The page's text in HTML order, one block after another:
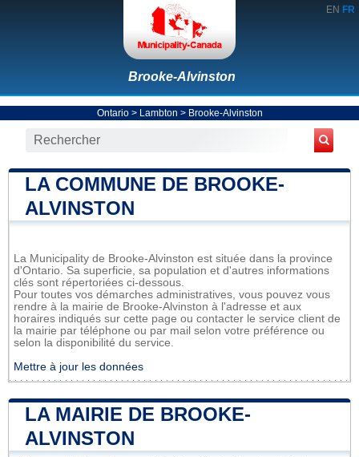
EN FR
Brooke-Alvinston
Ontario> Lambton > Brooke-Alvinston
LA COMMUNE DE BROOKE-
ALVINSTON
La Municipality de Brooke-Alvinston est située dans la province
d'Ontario. Sa superficie, sa population et d'autres informations
clés sont répertoriées ci-dessous.
Pour toutes vos démarches administratives, vous pouvez vous
rendre à la mairie de Brooke-Alvinston à l'adresse et aux
horaires indiqués sur cette page ou contacter le service client de
la mairie par téléphone ou par mail selon votre préférence ou
selon la disponibilité du service.
Mettre à jour les données
LA MAIRIE DE BROOKE-
ALVINSTON